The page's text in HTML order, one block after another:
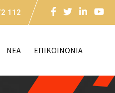
112
NEA ΕΠΙΚΟΙΝΩΝΙΑ